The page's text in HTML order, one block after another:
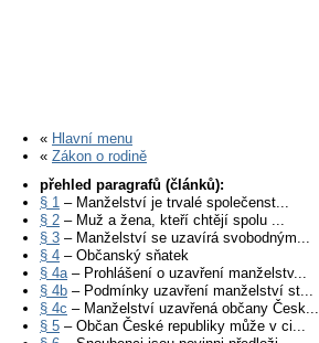
« Hlavní menu
« Zákon o rodině
přehled paragrafů (článků):
§ 1 – Manželství je trvalé společenst...
§ 2 – Muž a žena, kteří chtějí spolu ...
§ 3 – Manželství se uzavírá svobodným...
§ 4 – Občanský sňatek
§ 4a– Prohlášení o uzavření manželstv...
§ 4b – Podmínky uzavření manželství st...
§ 4c – Manželství uzavřená občany Česk...
§ 5 – Občan České republiky může v ci...